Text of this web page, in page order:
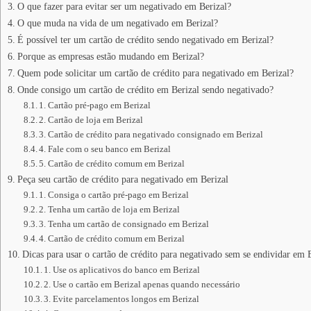
O que fazer para evitar ser um negativado em Berizal?
O que muda na vida de um negativado em Berizal?
É possível ter um cartão de crédito sendo negativado em Berizal?
Porque as empresas estão mudando em Berizal?
Quem pode solicitar um cartão de crédito para negativado em Berizal?
Onde consigo um cartão de crédito em Berizal sendo negativado?
1. Cartão pré-pago em Berizal
2. Cartão de loja em Berizal
3. Cartão de crédito para negativado consignado em Berizal
4. Fale com o seu banco em Berizal
5. Cartão de crédito comum em Berizal
Peça seu cartão de crédito para negativado em Berizal
1. Consiga o cartão pré-pago em Berizal
2. Tenha um cartão de loja em Berizal
3. Tenha um cartão de consignado em Berizal
4. Cartão de crédito comum em Berizal
Dicas para usar o cartão de crédito para negativado sem se endividar em
1. Use os aplicativos do banco em Berizal
2. Use o cartão em Berizal apenas quando necessário
3. Evite parcelamentos longos em Berizal